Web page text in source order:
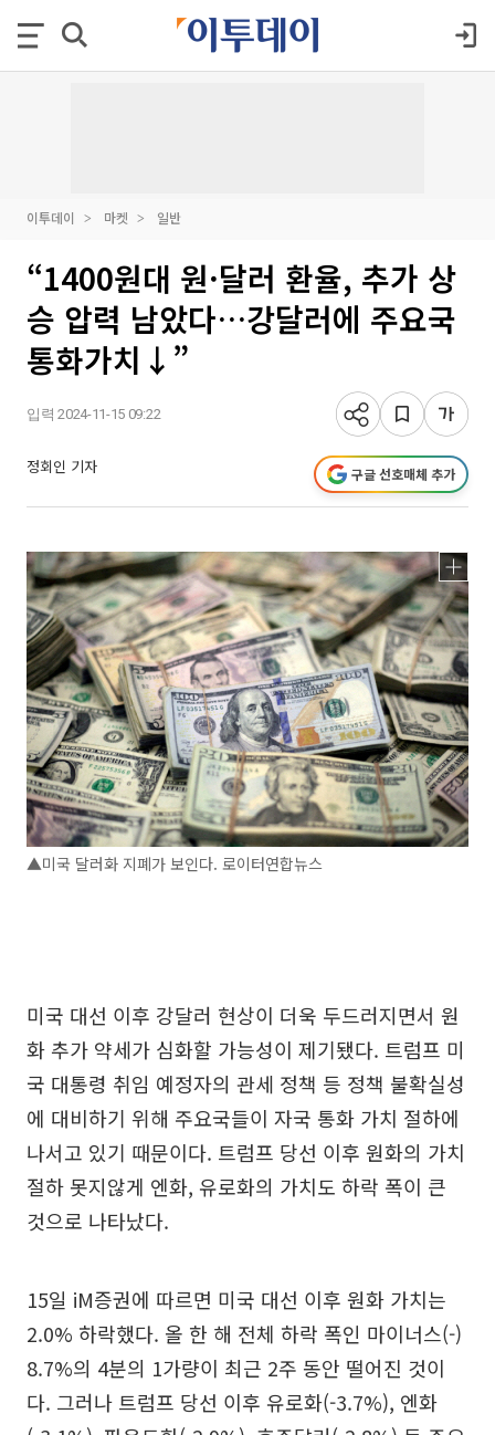
이투데이 마켓 일반
“1400원대 원·달러 환율, 추가 상
승 압력 남았다…강달러에 주요국
통화가치↓”
입력 2024-11-15 09:22
정회인 기자 구글 선호매체 추가
▲미국 달러화 지폐가 보인다. 로이터연합뉴스
미국 대선 이후 강달러 현상이 더욱 두드러지면서 원
화 추가 약세가 심화할 가능성이 제기됐다. 트럼프 미
국 대통령 취임 예정자의 관세 정책 등 정책 불확실성
에 대비하기 위해 주요국들이 자국 통화 가치 절하에
나서고 있기 때문이다. 트럼프 당선 이후 원화의 가치
절하 못지않게 엔화, 유로화의 가치도 하락 폭이 큰
것으로 나타났다.
15일 iM증권에 따르면 미국 대선 이후 원화 가치는
2.0% 하락했다. 올 한 해 전체 하락 폭인 마이너스(-)
8.7%의 4분의 1가량이 최근 2주 동안 떨어진 것이
다. 그러나 트럼프 당선 이후 유로화(-3.7%), 엔화